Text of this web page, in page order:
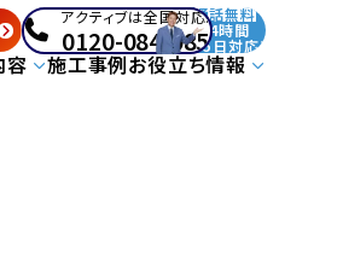
アクティブは全国対応!
0120-084-085
通話無料
24時間
365日対応!
容 施工事例お役立ち情報